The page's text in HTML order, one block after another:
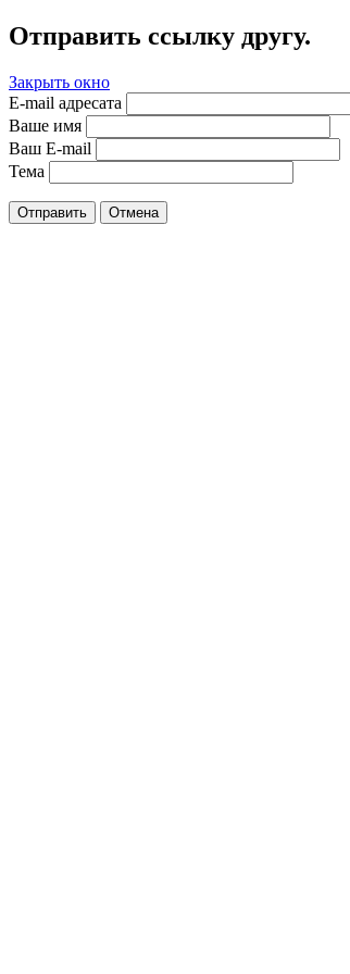
Отправить ссылку другу.
Закрыть окно
E-mail адресата
Ваше имя
Ваш E-mail
Тема
Отправить Отмена